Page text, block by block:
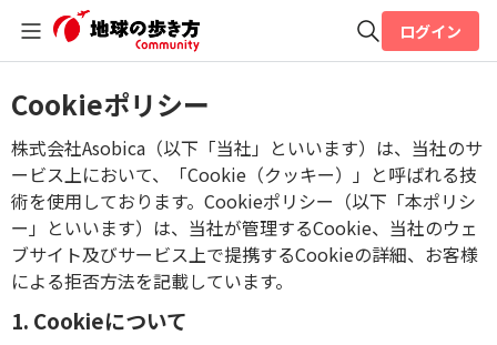
全体検索
検索
ログイン
Cookieポリシー
株式会社Asobica（以下「当社」といいます）は、当社のサ
ービス上において、「Cookie（クッキー）」と呼ばれる技
術を使用しております。Cookieポリシー（以下「本ポリシ
ー」といいます）は、当社が管理するCookie、当社のウェ
ブサイト及びサービス上で提携するCookieの詳細、お客様
による拒否方法を記載しています。
1. Cookieについて